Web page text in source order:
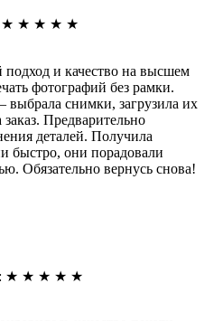
★ ★ ★ ★ ★
и качество на высшем
фотографий без рамки.
выбрала снимки, загрузила их
Предварительно
деталей. Получила
быстро, они порадовали
Обязательно вернусь снова!
: ★ ★ ★ ★ ★